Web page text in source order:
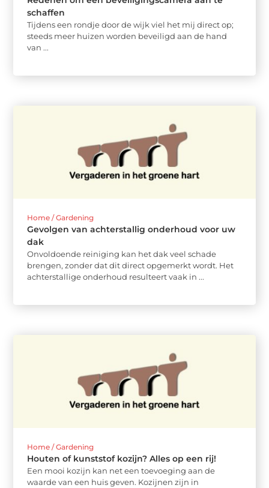
schaffen
Tijdens een rondje door de wijk viel het mij direct op;
steeds meer huizen worden beveiligd aan de hand
van ...
Home / Gardening
Gevolgen van achterstallig onderhoud voor uw
dak
Onvoldoende reiniging kan het dak veel schade
brengen, zonder dat dit direct opgemerkt wordt. Het
achterstallige onderhoud resulteert vaak in ...
Home / Gardening
Houten of kunststof kozijn? Alles op een rij!
Een mooi kozijn kan net een toevoeging aan de
waarde van een huis geven. Kozijnen zijn in